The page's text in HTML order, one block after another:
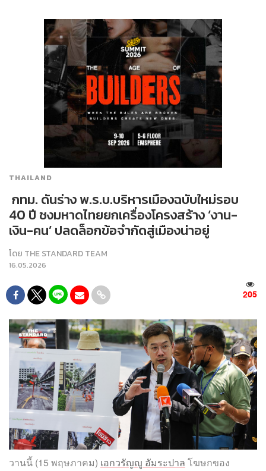
THAILAND
​ กทม. ดันร่าง พ.ร.บ.บริหารเมืองฉบับใหม่รอบ
40 ปี ชงมหาดไทยยกเครื่องโครงสร้าง ‘งาน-
เงิน-คน’ ปลดล็อกข้อจำกัดสู่เมืองน่าอยู่
โดย THE STANDARD TEAM
16.05.2026
205
วานนี้ (15 พฤษภาคม) เอกวรัญญู อัมระปาล โฆษกของ